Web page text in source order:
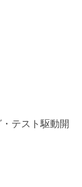
テスト駆動開